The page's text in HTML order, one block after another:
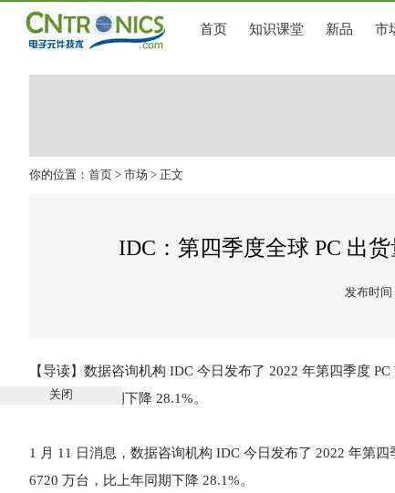
首页 知识课堂 新品 市
你的位置： 首页 > 市场 > 正文
IDC：第四季度全球 PC 出
发布时间
【导读】数据咨询机构 IDC 今日发布了 2022 年第四季度
台，比上年同期下降 28.1%。
1 月 11 日消息，数据咨询机构 IDC 今日发布了 2022 年第
6720 万台，比上年同期下降 28.1%。
关闭